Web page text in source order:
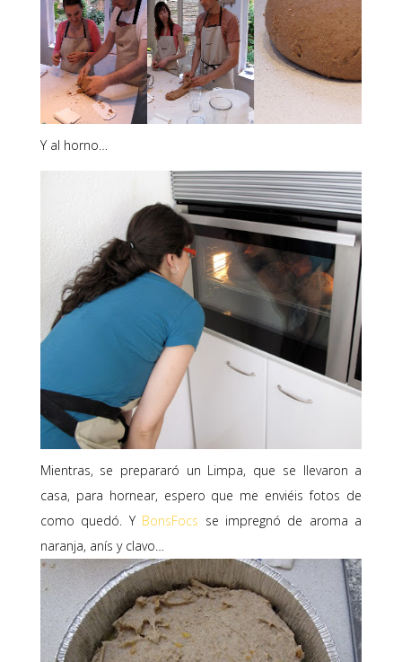
Y al horno…
Mientras, se prepararó un Limpa, que se llevaron a
casa, para hornear, espero que me enviéis fotos de
como quedó. Y BonsFocs se impregnó de aroma a
naranja, anís y clavo…